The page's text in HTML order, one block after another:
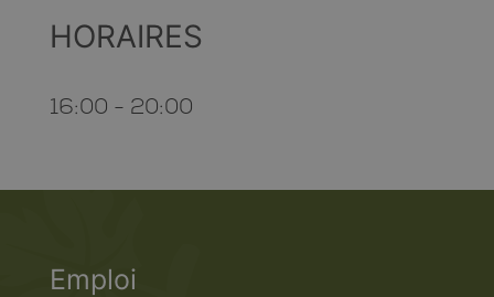
HORAIRES
16:00 - 20:00
Emploi